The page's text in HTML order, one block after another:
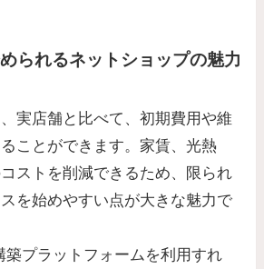
られるネットショップの魅力
実店舗と比べて、初期費用や維
ことができます。家賃、光熱
ストを削減できるため、限られ
を始めやすい点が大きな魅力で
築プラットフォームを利用すれ